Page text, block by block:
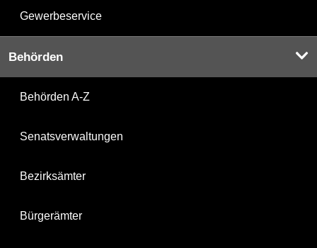
Gewerbeservice
Behörden
Behörden A-Z
Senatsverwaltungen
Bezirksämter
Bürgerämter